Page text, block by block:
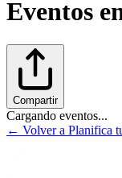
Eventos
Compartir
Cargando eventos...
← Volver a Planifica